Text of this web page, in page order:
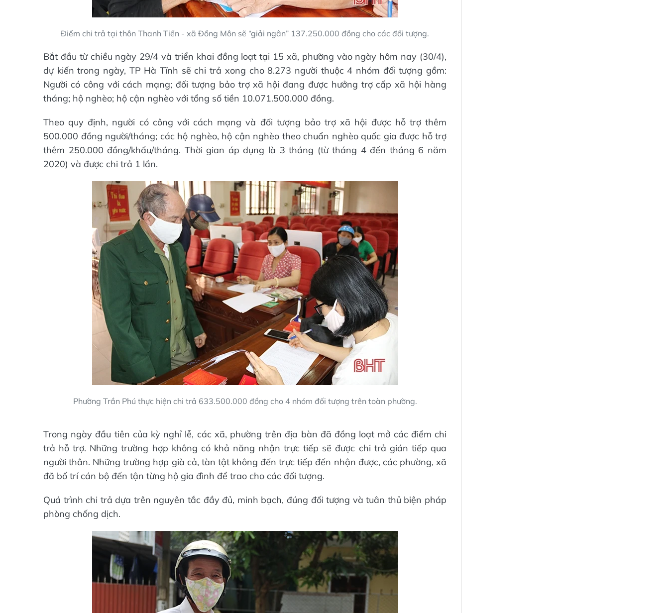
Điểm chi trả tại thôn Thanh Tiến - xã Đồng Môn sẽ “giải ngân” 137.250.000 đồng cho các đối tượng.
Bắt đầu từ chiều ngày 29/4 và triển khai đồng loạt tại 15 xã, phường vào ngày hôm nay (30/4),
dự kiến trong ngày, TP Hà Tĩnh sẽ chi trả xong cho 8.273 người thuộc 4 nhóm đối tượng gồm:
Người có công với cách mạng; đối tượng bảo trợ xã hội đang được hưởng trợ cấp xã hội hàng
tháng; hộ nghèo; hộ cận nghèo với tổng số tiền 10.071.500.000 đồng.
Theo quy định, người có công với cách mạng và đối tượng bảo trợ xã hội được hỗ trợ thêm
500.000 đồng người/tháng; các hộ nghèo, hộ cận nghèo theo chuẩn nghèo quốc gia được hỗ trợ
thêm 250.000 đồng/khẩu/tháng. Thời gian áp dụng là 3 tháng (từ tháng 4 đến tháng 6 năm
2020) và được chi trả 1 lần.
Phường Trần Phú thực hiện chi trả 633.500.000 đồng cho 4 nhóm đối tượng trên toàn phường.
Trong ngày đầu tiên của kỳ nghỉ lễ, các xã, phường trên địa bàn đã đồng loạt mở các điểm chi
trả hỗ trợ. Những trường hợp không có khả năng nhận trực tiếp sẽ được chi trả gián tiếp qua
người thân. Những trường hợp già cả, tàn tật không đến trực tiếp đến nhận được, các phường, xã
đã bố trí cán bộ đến tận từng hộ gia đình để trao cho các đối tượng.
Quá trình chi trả dựa trên nguyên tắc đầy đủ, minh bạch, đúng đối tượng và tuân thủ biện pháp
phòng chống dịch.